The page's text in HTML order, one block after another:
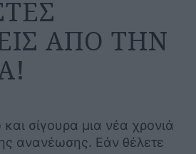
ΑΠΟ ΤΗΝ
σίγουρα μια νέα χρονιά
ανανέωσης. Εάν θέλετε